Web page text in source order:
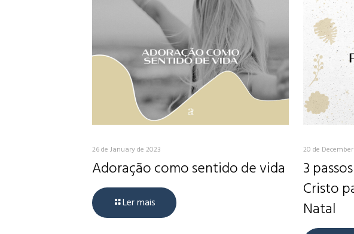
26 de January de 2023
Adoração como sentido de vida
Ler mais
20 de
3
Cristo
Natal